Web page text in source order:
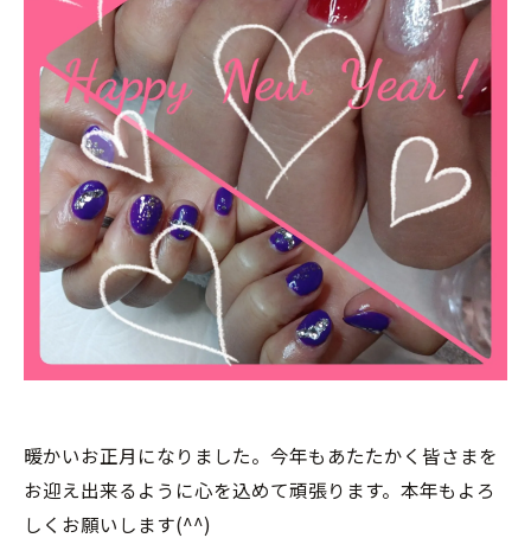
暖かいお正月になりました。今年もあたたかく皆さまを
お迎え出来るように心を込めて頑張ります。本年もよろ
しくお願いします(^^)